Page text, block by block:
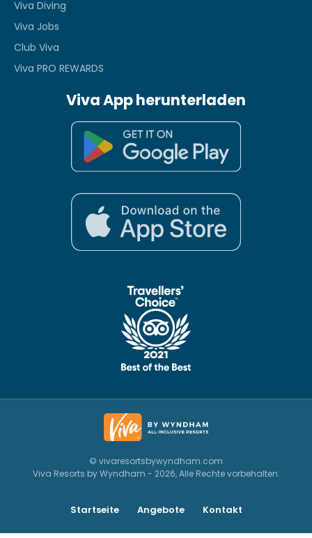
Viva Diving
Viva Jobs
Club Viva
Viva PRO REWARDS
Viva App herunterladen
© vivaresortsbywyndham.com
Viva Resorts by Wyndham - 2026, Alle Rechte vorbehalten.
Startseite Angebote Kontakt